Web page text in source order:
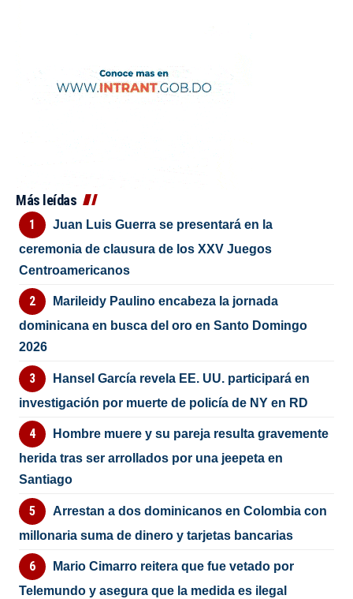
Más leídas
Juan Luis Guerra se presentará en la
ceremonia de clausura de los XXV Juegos
Centroamericanos
Marileidy Paulino encabeza la jornada
dominicana en busca del oro en Santo Domingo
2026
Hansel García revela EE. UU. participará en
investigación por muerte de policía de NY en RD
Hombre muere y su pareja resulta gravemente
herida tras ser arrollados por una jeepeta en
Santiago
Arrestan a dos dominicanos en Colombia con
millonaria suma de dinero y tarjetas bancarias
Mario Cimarro reitera que fue vetado por
Telemundo y asegura que la medida es ilegal